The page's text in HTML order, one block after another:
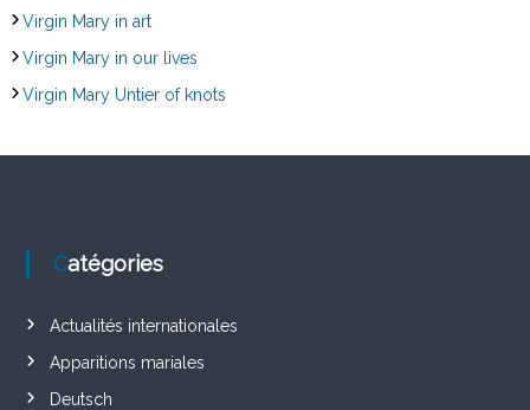
Virgin Mary in art
Virgin Mary in our lives
Virgin Mary Untier of knots
Catégories
Actualités internationales
Apparitions mariales
Deutsch